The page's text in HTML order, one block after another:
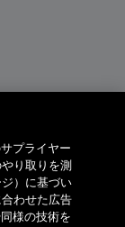
サプライヤー
り取りを測
）に基づい
わせた広告
様の技術を